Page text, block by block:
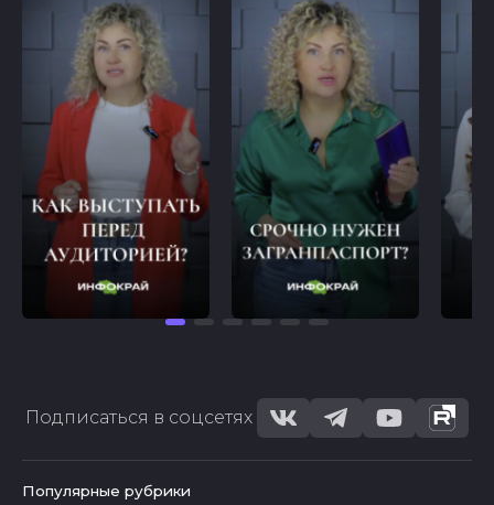
Подписаться в соцсетях
Популярные рубрики